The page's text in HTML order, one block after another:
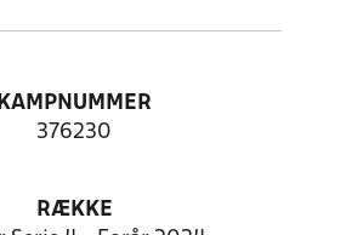
KAMPNUMMER
376230
RÆKKE